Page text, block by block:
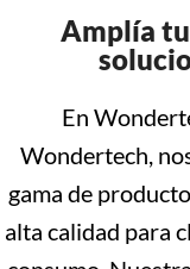
Amplía
En
Wondertech,
gama de
alta calidad para